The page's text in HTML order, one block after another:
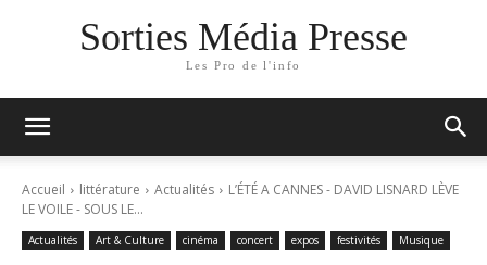
Sorties Média Presse
Les Pro de l'info
Accueil littérature Actualités
L’ÉTÉ A CANNES - DAVID LISNARD LÈVE
LE VOILE - SOUS LE...
Actualités Art & Culture cinéma concert expos festivités Musique